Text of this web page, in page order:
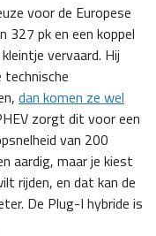
voor de Europese
pk en een koppel
vervaard. Hij
technische
dan komen ze wel
zorgt dit voor een
van 200
aardig, maar je kiest
rijden, en dat kan de
De Plug-I hybride is